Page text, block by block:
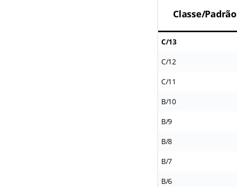
Classe/Padrão
C/13
C/12
C/11
B/10
B/9
B/8
B/7
B/6